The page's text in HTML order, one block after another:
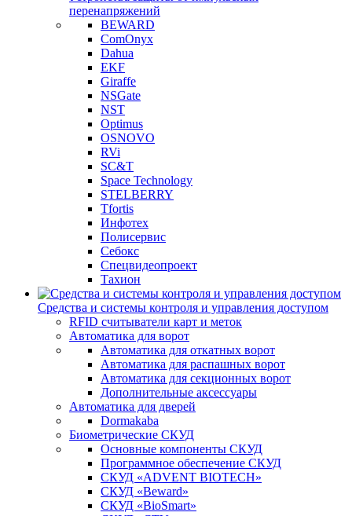
перенапряжений
BEWARD
ComOnyx
Dahua
EKF
Giraffe
NSGate
NST
Optimus
OSNOVO
RVi
SC&T
Space Technology
STELBERRY
Tfortis
Инфотех
Полисервис
Себокс
Спецвидеопроект
Тахион
Средства и системы контроля и управления доступом
RFID считыватели карт и меток
Автоматика для ворот
Автоматика для откатных ворот
Автоматика для распашных ворот
Автоматика для секционных ворот
Дополнительные аксессуары
Автоматика для дверей
Dormakaba
Биометрические СКУД
Основные компоненты СКУД
Программное обеспечение СКУД
СКУД «ADVENT BIOTECH»
СКУД «Beward»
СКУД «BioSmart»